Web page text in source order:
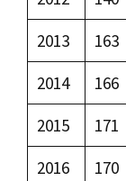
2013
163
2014
166
2015
171
2016
170